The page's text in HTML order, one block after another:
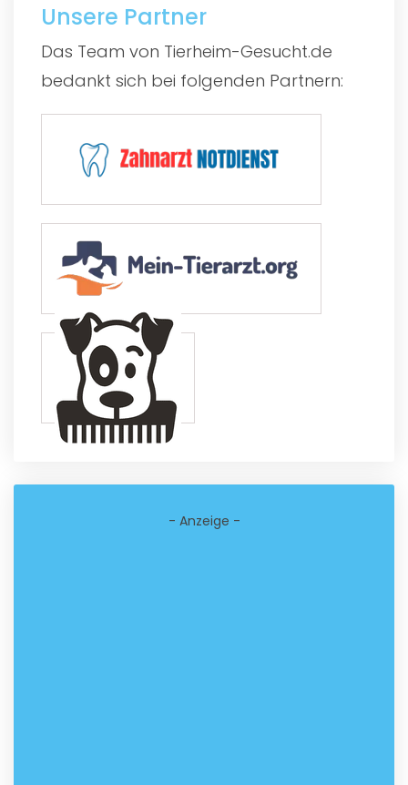
Unsere Partner
Das Team von Tierheim-Gesucht.de
bedankt sich bei folgenden Partnern:
- Anzeige -